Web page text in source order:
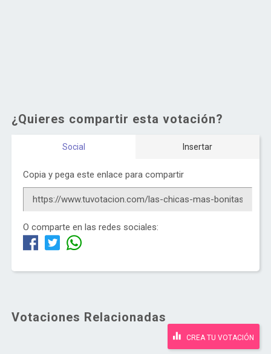
¿Quieres compartir esta votación?
Social Insertar
Copia y pega este enlace para compartir
O comparte en las redes sociales:
Votaciones Relacionadas
CREA TU VOTACIÓN